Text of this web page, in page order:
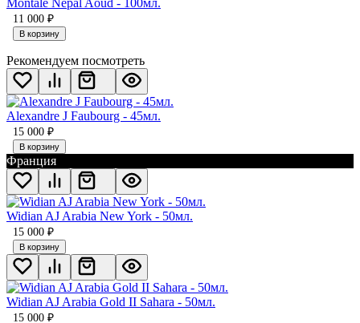
11 000 ₽
В корзину
Рекомендуем посмотреть
Alexandre J Faubourg - 45мл.
15 000 ₽
В корзину
Франция
Widian AJ Arabia New York - 50мл.
15 000 ₽
В корзину
Widian AJ Arabia Gold II Sahara - 50мл.
15 000 ₽